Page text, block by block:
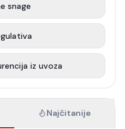
snage
iz uvoza
Najčitanije